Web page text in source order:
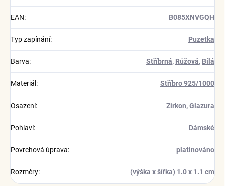
EAN: B085XNVGQH
Typ zapínání: Puzetka
Barva: Stříbrná, Růžová, Bílá
Materiál : Stříbro 925/1000
Osazení: Zirkon,Glazura
Pohlaví: Dámské
Povrchová úprava: platinováno
Rozměry: (výška x šířka) 1.0 x 1.1 cm